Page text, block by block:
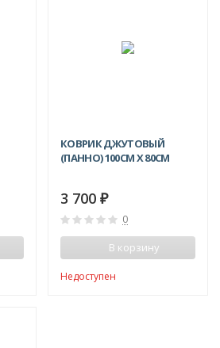
КОВРИК ДЖУТОВЫЙ
(ПАННО) 100СМ X 80СМ
3 700 ₽
0
В корзину
Недоступен